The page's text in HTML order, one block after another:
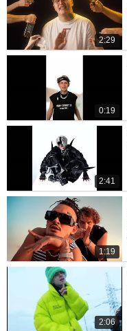
2:29
0:19
2:41
1:19
2:06